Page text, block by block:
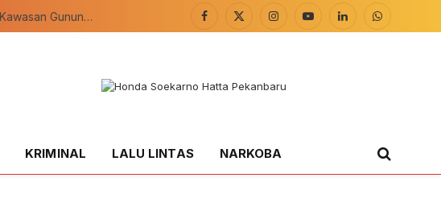
Polsek Kandis Lakukan Pengecekan Rutin Tanaman Jagung untuk Ketahanan Pangan
Facebook
X
InstagramYouTubeLinkedInWhatsApp
KRIMINAL LALU LINTAS NARKOBA